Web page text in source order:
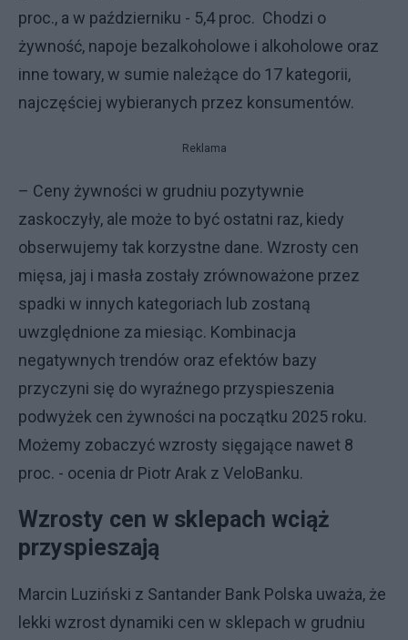
proc., a w październiku - 5,4 proc. Chodzi o
żywność, napoje bezalkoholowe i alkoholowe oraz
inne towary, w sumie należące do 17 kategorii,
najczęściej wybieranych przez konsumentów.
Reklama
– Ceny żywności w grudniu pozytywnie
zaskoczyły, ale może to być ostatni raz, kiedy
obserwujemy tak korzystne dane. Wzrosty cen
mięsa, jaj i masła zostały zrównoważone przez
spadki w innych kategoriach lub zostaną
uwzględnione za miesiąc. Kombinacja
negatywnych trendów oraz efektów bazy
przyczyni się do wyraźnego przyspieszenia
podwyżek cen żywności na początku 2025 roku.
Możemy zobaczyć wzrosty sięgające nawet 8
proc. - ocenia dr Piotr Arak z VeloBanku.
Wzrosty cen w sklepach wciąż
przyspieszają
Marcin Luziński z Santander Bank Polska uważa, że
lekki wzrost dynamiki cen w sklepach w grudniu